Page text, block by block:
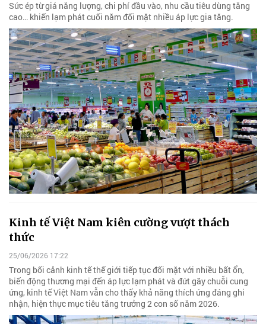
Sức ép từ giá năng lượng, chi phí đầu vào, nhu cầu tiêu dùng tăng
cao… khiến lạm phát cuối năm đối mặt nhiều áp lực gia tăng.
Kinh tế Việt Nam kiên cường vượt thách
thức
25/06/2026 17:22
Trong bối cảnh kinh tế thế giới tiếp tục đối mặt với nhiều bất ổn,
biến động thương mại đến áp lực lạm phát và đứt gãy chuỗi cung
ứng, kinh tế Việt Nam vẫn cho thấy khả năng thích ứng đáng ghi
nhận, hiện thực mục tiêu tăng trưởng 2 con số năm 2026.